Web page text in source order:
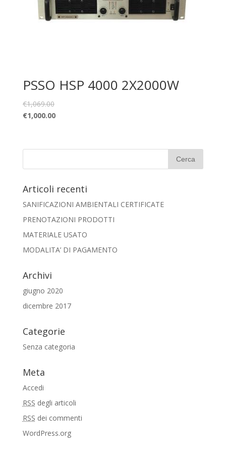
PSSO HSP 4000 2X2000W
€1,069.00
€1,000.00
Articoli recenti
SANIFICAZIONI AMBIENTALI CERTIFICATE
PRENOTAZIONI PRODOTTI
MATERIALE USATO
MODALITA’ DI PAGAMENTO
Archivi
giugno 2020
dicembre 2017
Categorie
Senza categoria
Meta
Accedi
RSS degli articoli
RSS dei commenti
WordPress.org